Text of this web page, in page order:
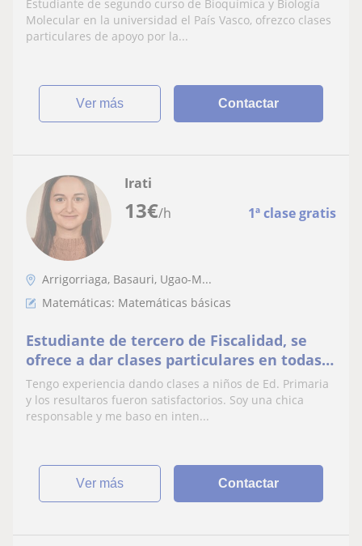
Estudiante de segundo curso de Bioquímica y Biología
Molecular en la universidad el País Vasco, ofrezco clases
particulares de apoyo por la...
ver más Contactar
13€/h 1ª clase gratis
Irati
Arrigorriaga, Basauri, Ugao-M...
Matemáticas: Matemáticas básicas
Estudiante de tercero de Fiscalidad, se
ofrece a dar clases particulares en todas
las asignaturas para alumnos de Ed.
Primaria y ESO (refuerzo en general,
ayuda con los deberes, preparación de
Tengo experiencia dando clases a niños de Ed. Primaria
y los resultaros fueron satisfactorios. Soy una chica
responsable y me baso en inten...
ver más Contactar